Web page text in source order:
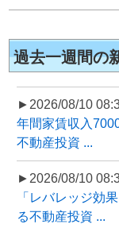
過去一週間の
►2026/08/10
年間家賃収入
不動産投資 ...
►2026/08/10
「レバレッジ効
る不動産投資 ...